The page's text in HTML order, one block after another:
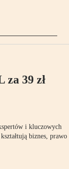
za 39 zł
i kluczowych
biznes, prawo